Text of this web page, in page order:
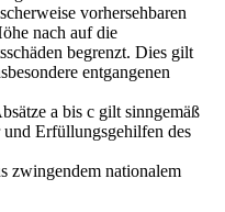
vorhersehbaren
nach auf die
begrenzt. Dies gilt
entgangenen
a bis c gilt sinngemäß
Erfüllungsgehilfen des
zwingendem nationalem